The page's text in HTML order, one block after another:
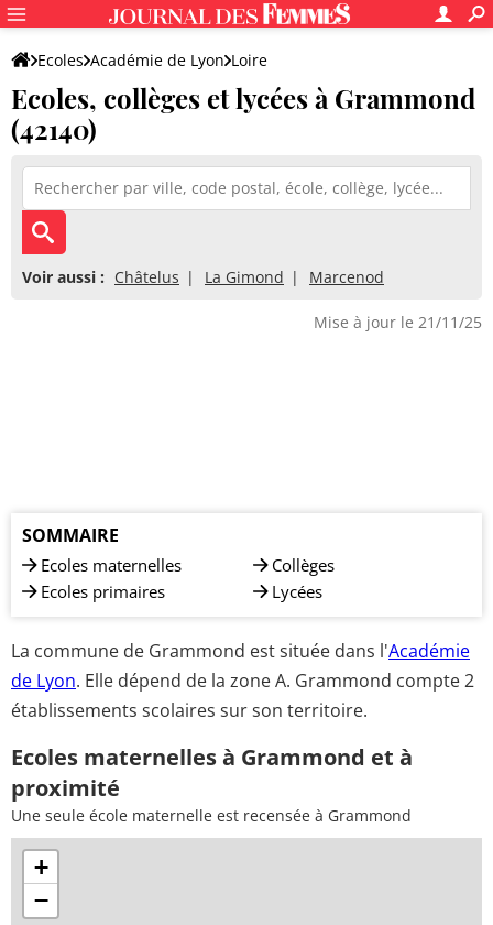
Ecoles Académie de Lyon Loire
Ecoles, collèges et lycées à Grammond
(42140)
Voir aussi : Châtelus La Gimond Marcenod
Mise à jour le 21/11/25
SOMMAIRE
Ecoles maternelles
Ecoles primaires
Collèges
Lycées
La commune de Grammond est située dans l'Académie
de Lyon. Elle dépend de la zone A. Grammond compte 2
établissements scolaires sur son territoire.
Ecoles maternelles à Grammond et à
proximité
Une seule école maternelle est recensée à Grammond
+
−